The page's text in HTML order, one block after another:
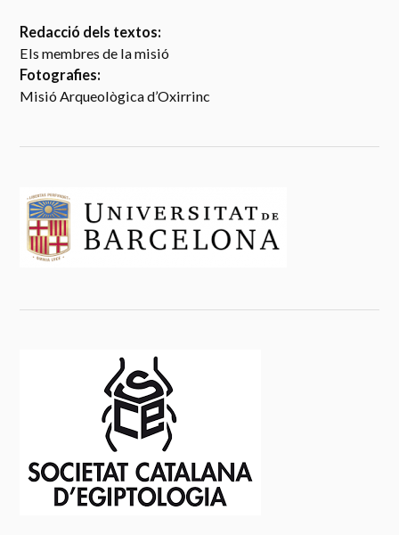
Redacció dels textos:
Els membres de la misió
Fotografies:
Misió Arqueològica d’Oxirrinc